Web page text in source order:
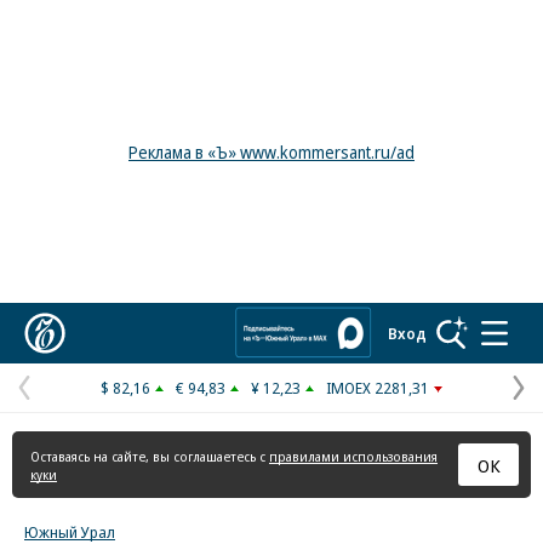
Реклама в «Ъ» www.kommersant.ru/ad
Вход
Предыдущая
страница
$ 82,16 € 94,83 ¥ 12,23 IMOEX 2281,31
Оставаясь на сайте, вы соглашаетесь с правилами использования
куки
ОК
Южный Урал